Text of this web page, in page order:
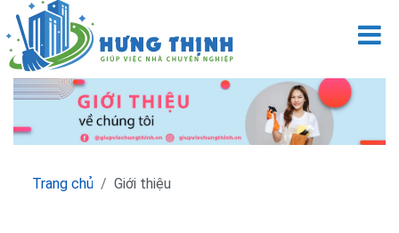
Trang chủ Giới thiệu